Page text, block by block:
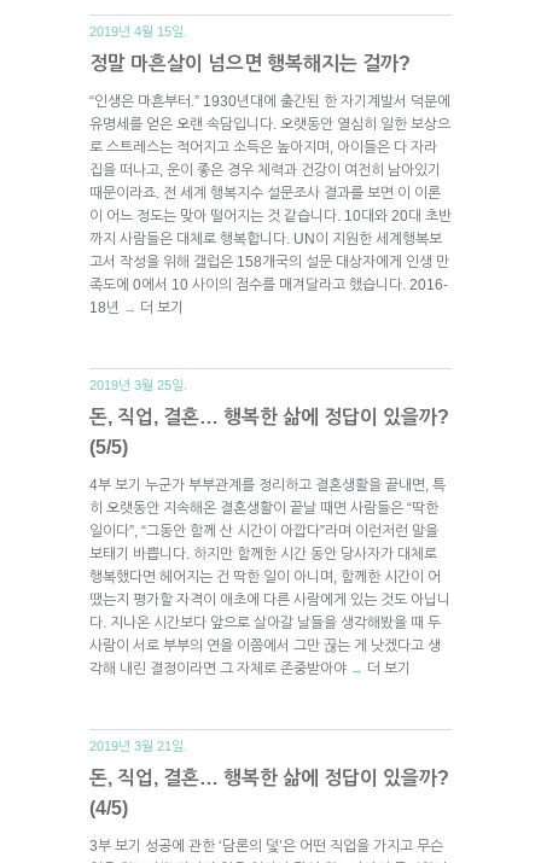
2019년 4월 15일.
정말 마흔살이 넘으면 행복해지는 걸까?
“인생은 마흔부터.” 1930년대에 출간된 한 자기계발서 덕분에
유명세를 얻은 오랜 속담입니다. 오랫동안 열심히 일한 보상으
로 스트레스는 적어지고 소득은 높아지며, 아이들은 다 자라
집을 떠나고, 운이 좋은 경우 체력과 건강이 여전히 남아있기
때문이라죠. 전 세계 행복지수 설문조사 결과를 보면 이 이론
이 어느 정도는 맞아 떨어지는 것 같습니다. 10대와 20대 초반
까지 사람들은 대체로 행복합니다. UN이 지원한 세계행복보
고서 작성을 위해 갤럽은 158개국의 설문 대상자에게 인생 만
족도에 0에서 10 사이의 점수를 매겨달라고 했습니다. 2016-
18년 → 더 보기
2019년 3월 25일.
돈, 직업, 결혼… 행복한 삶에 정답이 있을까?
(5/5)
4부 보기 누군가 부부관계를 정리하고 결혼생활을 끝내면, 특
히 오랫동안 지속해온 결혼생활이 끝날 때면 사람들은 “딱한
일이다”, “그동안 함께 산 시간이 아깝다”라며 이런저런 말을
보태기 바쁩니다. 하지만 함께한 시간 동안 당사자가 대체로
행복했다면 헤어지는 건 딱한 일이 아니며, 함께한 시간이 어
땠는지 평가할 자격이 애초에 다른 사람에게 있는 것도 아닙니
다. 지나온 시간보다 앞으로 살아갈 날들을 생각해봤을 때 두
사람이 서로 부부의 연을 이쯤에서 그만 끊는 게 낫겠다고 생
각해 내린 결정이라면 그 자체로 존중받아야 → 더 보기
2019년 3월 21일.
돈, 직업, 결혼… 행복한 삶에 정답이 있을까?
(4/5)
3부 보기 성공에 관한 ‘담론의 덫’은 어떤 직업을 가지고 무슨